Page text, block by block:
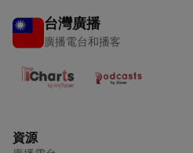
台灣廣播
廣播電台和播客
資源